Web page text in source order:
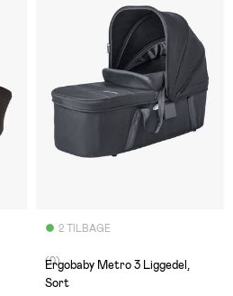
2 TILBAGE
(0)
Ergobaby Metro 3 Liggedel,
Sort